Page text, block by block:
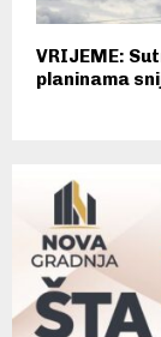
VRIJEME:
planinama